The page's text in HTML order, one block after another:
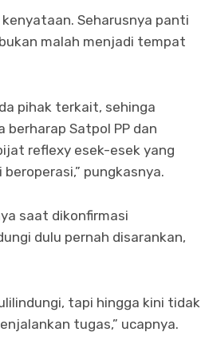
Seharusnya panti
malah menjadi tempat
pihak terkait, sehinga
Satpol PP dan
reflexy esek-esek yang
pungkasnya.
saat dikonfirmasi
dulu pernah disarankan,
tapi hingga kini tidak
tugas,” ucapnya.